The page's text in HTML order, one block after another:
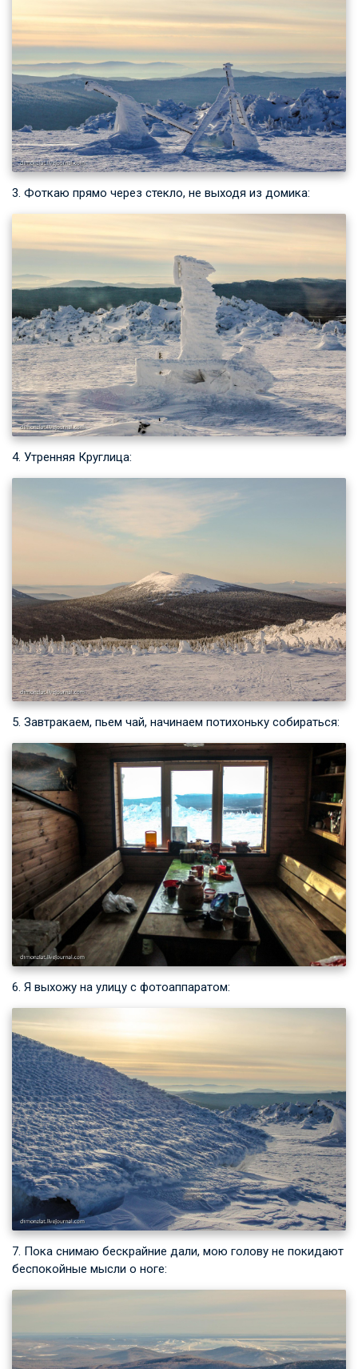
3. Фоткаю прямо через стекло, не выходя из домика:
4. Утренняя Круглица:
5. Завтракаем, пьем чай, начинаем потихоньку собираться:
6. Я выхожу на улицу с фотоаппаратом:
7. Пока снимаю бескрайние дали, мою голову не покидают
беспокойные мысли о ноге: